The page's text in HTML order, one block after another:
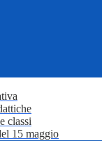
classi
15 maggio